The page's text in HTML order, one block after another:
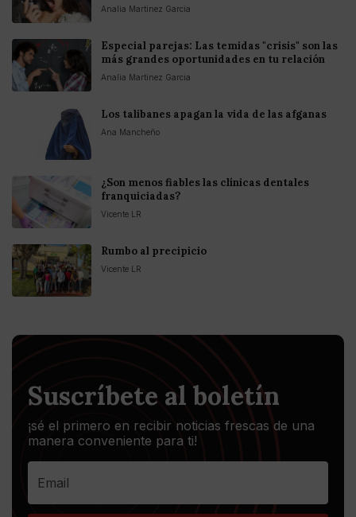
Analia Martinez Garcia
Especial parejas: Las temidas "crisis" son las
más grandes oportunidades en tu relación
Analia Martinez Garcia
Los talibanes apagan la vida de las afganas
Ana Mancheño
¿Son menos fiables las clínicas dentales
franquiciadas?
Vicente LR
Rumbo al precipicio
Vicente LR
Suscríbete al boletín
¡sé el primero en recibir noticias frescas de una
manera conveniente para ti!